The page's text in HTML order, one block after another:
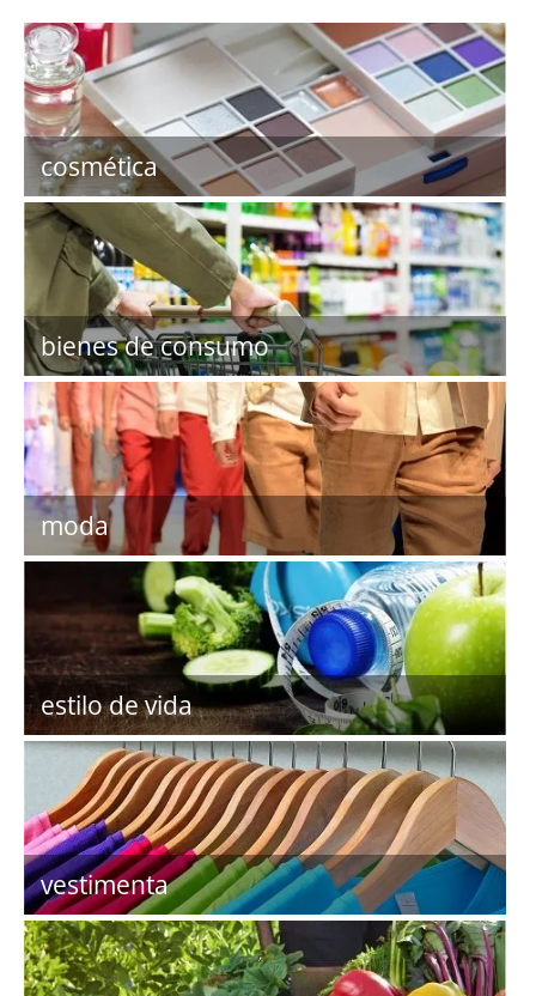
cosmética
bienes de consumo
moda
estilo de vida
vestimenta